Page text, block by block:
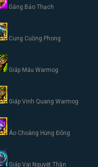
Găng Bảo Thạch
Cung Cuồng Phong
Giáp Máu Warmog
Giáp Vinh Quang Warmog
Áo Choàng Hừng Đông
Giáp Vai Nguyệt Thần